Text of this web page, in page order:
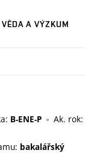
VĚDA A VÝZKUM
B-ENE-P Ak. rok:
bakalářský